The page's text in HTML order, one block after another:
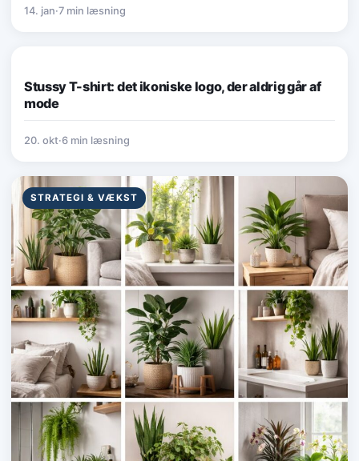
14. jan·7 min læsning
Stussy T-shirt: det ikoniske logo, der aldrig går af
mode
20. okt·6 min læsning
STRATEGI & VÆKST